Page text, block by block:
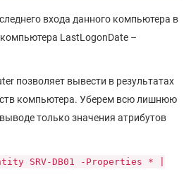
входа данного компьютера в
компьютера LastLogonDate –
позволяет вывести в результатах
компьютера. Уберем всю лишнюю
только значения атрибутов
SRV-DB01 -Properties * |